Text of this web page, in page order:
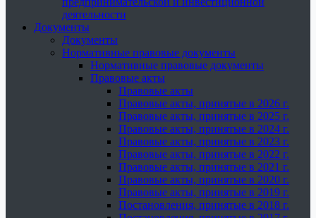
деятельности
Документы
Документы
Нормативные правовые документы
Нормативные правовые документы
Правовые акты
Правовые акты
Правовые акты, принятые в 2026 г.
Правовые акты, принятые в 2025 г.
Правовые акты, принятые в 2024 г.
Правовые акты, принятые в 2023 г.
Правовые акты, принятые в 2022 г.
Правовые акты, принятые в 2021 г.
Правовые акты, принятые в 2020 г.
Правовые акты, принятые в 2019 г.
Постановления, принятые в 2018 г.